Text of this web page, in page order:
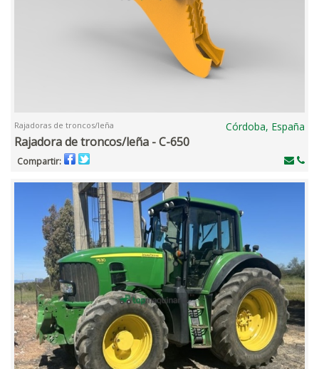
Rajadoras de troncos/leña Córdoba, España
Rajadora de troncos/leña - C-650
Compartir: